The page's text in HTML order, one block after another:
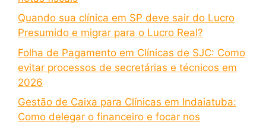
Quando sua clínica em SP deve sair do Lucro
Presumido e migrar para o Lucro Real?
Folha de Pagamento em Clínicas de SJC: Como
evitar processos de secretárias e técnicos em
2026
Gestão de Caixa para Clínicas em Indaiatuba:
Como delegar o financeiro e focar nos